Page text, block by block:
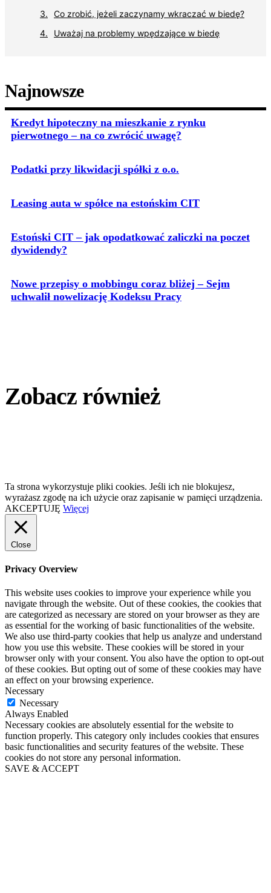
Co zrobić, jeżeli zaczynamy wkraczać w biedę?
Uważaj na problemy wpędzające w biedę
Najnowsze
Kredyt hipoteczny na mieszkanie z rynku
pierwotnego – na co zwrócić uwagę?
Podatki przy likwidacji spółki z o.o.
Leasing auta w spółce na estońskim CIT
Estoński CIT – jak opodatkować zaliczki na poczet
dywidendy?
Nowe przepisy o mobbingu coraz bliżej – Sejm
uchwalił nowelizację Kodeksu Pracy
Zobacz również
Ta strona wykorzystuje pliki cookies. Jeśli ich nie blokujesz,
wyrażasz zgodę na ich użycie oraz zapisanie w pamięci urządzenia.
AKCEPTUJĘ Więcej
Close
Privacy Overview
This website uses cookies to improve your experience while you
navigate through the website. Out of these cookies, the cookies that
are categorized as necessary are stored on your browser as they are
as essential for the working of basic functionalities of the website.
We also use third-party cookies that help us analyze and understand
how you use this website. These cookies will be stored in your
browser only with your consent. You also have the option to opt-out
of these cookies. But opting out of some of these cookies may have
an effect on your browsing experience.
Necessary
Necessary
Always Enabled
Necessary cookies are absolutely essential for the website to
function properly. This category only includes cookies that ensures
basic functionalities and security features of the website. These
cookies do not store any personal information.
SAVE & ACCEPT